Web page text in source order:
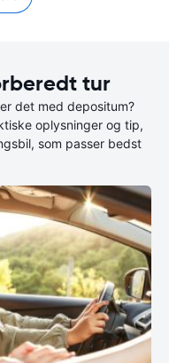
tur
det med depositum?
oplysninger og tip,
som passer bedst